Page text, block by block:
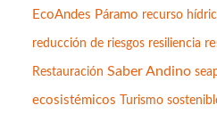
EcoAndes Páramo recurso
reducción de riesgos resiliencia
Restauración Saber Andino
ecosistémicos Turismo